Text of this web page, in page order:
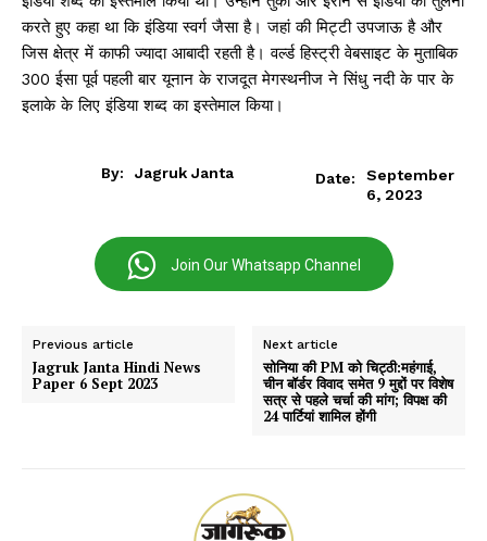
करते हुए कहा था कि इंडिया स्वर्ग जैसा है। जहां की मिट्टी उपजाऊ है और
जिस क्षेत्र में काफी ज्यादा आबादी रहती है। वर्ल्ड हिस्ट्री वेबसाइट के मुताबिक
300 ईसा पूर्व पहली बार यूनान के राजदूत मेगस्थनीज ने सिंधु नदी के पार के
इलाके के लिए इंडिया शब्द का इस्तेमाल किया।
By: Jagruk Janta Date:
September
6, 2023
Join Our Whatsapp Channel
Previous article
Jagruk Janta Hindi News
Paper 6 Sept 2023
Next article
सोनिया की PM को चिट्ठी:महंगाई,
चीन बॉर्डर विवाद समेत 9 मुद्दों पर विशेष
सत्र से पहले चर्चा की मांग; विपक्ष की
24 पार्टियां शामिल होंगी